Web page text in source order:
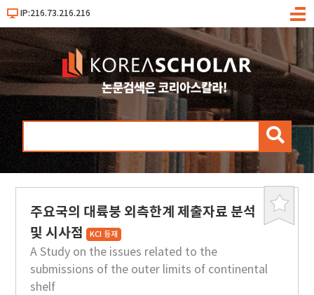
IP:216.73.216.216
메
검
북
주요국의 대륙붕 외측한계 제출자료 분석
및 시사점 KCI 등재
A Study on the issues related to the
submissions of the outer limits of continental
shelf